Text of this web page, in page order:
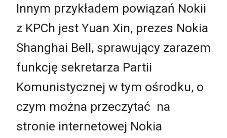
Innym przykładem powiązań Nokii
z KPCh jest Yuan Xin, prezes Nokia
Shanghai Bell, sprawujący zarazem
funkcję sekretarza Partii
Komunistycznej w tym ośrodku, o
czym można przeczytać na
stronie internetowej Nokia